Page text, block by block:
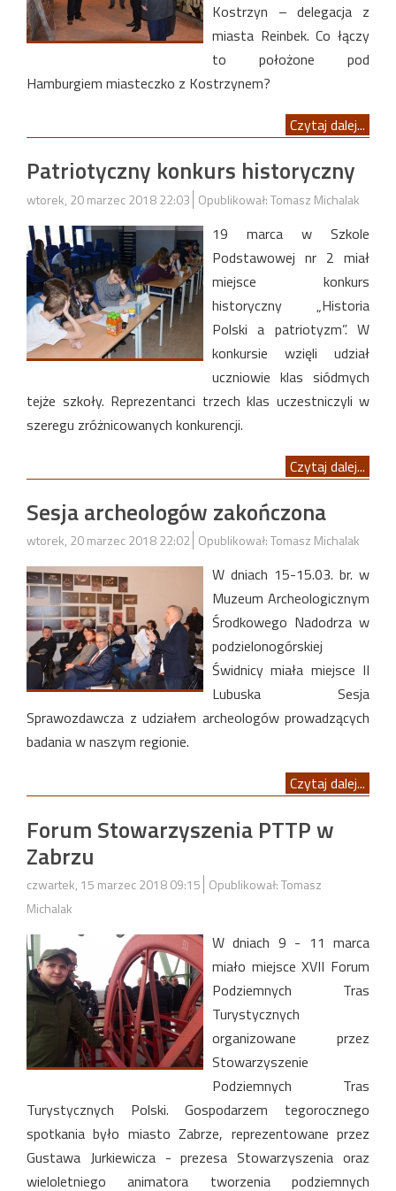
Kostrzyn – delegacja z
miasta Reinbek. Co łączy
to położone pod
Hamburgiem miasteczko z Kostrzynem?
Czytaj dalej...
Patriotyczny konkurs historyczny
wtorek, 20 marzec 2018 22:03 Opublikował: Tomasz Michalak
19 marca w Szkole
Podstawowej nr 2 miał
miejsce konkurs
historyczny „Historia
Polski a patriotyzm”. W
konkursie wzięli udział
uczniowie klas siódmych
tejże szkoły. Reprezentanci trzech klas uczestniczyli w
szeregu zróżnicowanych konkurencji.
Czytaj dalej...
Sesja archeologów zakończona
wtorek, 20 marzec 2018 22:02 Opublikował: Tomasz Michalak
W dniach 15-15.03. br. w
Muzeum Archeologicznym
Środkowego Nadodrza w
podzielonogórskiej
Świdnicy miała miejsce II
Lubuska Sesja
Sprawozdawcza z udziałem archeologów prowadzących
badania w naszym regionie.
Czytaj dalej...
Forum Stowarzyszenia PTTP w
Zabrzu
czwartek, 15 marzec 2018 09:15 Opublikował: Tomasz
Michalak
W dniach 9 - 11 marca
miało miejsce XVII Forum
Podziemnych Tras
Turystycznych
organizowane przez
Stowarzyszenie
Podziemnych Tras
Turystycznych Polski. Gospodarzem tegorocznego
spotkania było miasto Zabrze, reprezentowane przez
Gustawa Jurkiewicza - prezesa Stowarzyszenia oraz
wieloletniego animatora tworzenia podziemnych